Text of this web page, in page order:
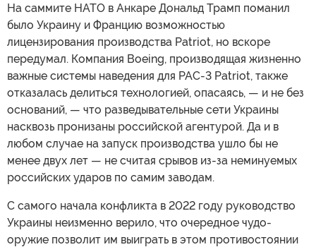
На саммите НАТО в Анкаре Дональд Трамп поманил
было Украину и Францию возможностью
лицензирования производства Patriot, но вскоре
передумал. Компания Boeing, производящая жизненно
важные системы наведения для PAC-3 Patriot, также
отказалась делиться технологией, опасаясь, — и не без
оснований, — что разведывательные сети Украины
насквозь пронизаны российской агентурой. Да и в
любом случае на запуск производства ушло бы не
менее двух лет — не считая срывов из-за неминуемых
российских ударов по самим заводам.
С самого начала конфликта в 2022 году руководство
Украины неизменно верило, что очередное чудо-
оружие позволит им выиграть в этом противостоянии